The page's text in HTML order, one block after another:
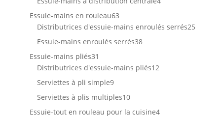
Essuie-mains en rouleau6363
produits
Distributrices d'essuie-mains enroulés serrés2525
Essuie-mains enroulés serrés3838
Essuie-mains pliés31
produits
Distributrices d'essuie-mains pliés1212
Serviettes à pli simple99
produits
Serviettes à plis multiples1010
produits
Essuie-tout en rouleau pour la cuisine44